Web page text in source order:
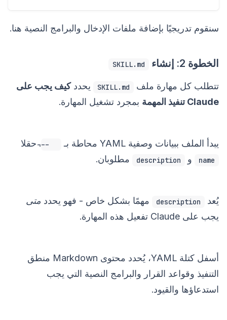
سنقوم تدريجيًا بإضافة ملفات الإدخال والبرامج النصية هنا.
الخطوة 2: إنشاء SKILL.md
تتطلب كل مهارة ملف SKILL.md يحددكيف يجب على
Claude تنفيذ المهمة
بمجرد تشغيل المهارة.
يبدأ الملف ببيانات وصفية YAML محاطة بـ --- . حقلا
name و description مطلوبان.
يُعد description مهمًا بشكل خاص - فهو يحدد متى
يجب على Claude تفعيل هذه المهارة.
أسفل كتلة YAML، يُحدد محتوى Markdown منطق
التنفيذ وقواعد القرار والبرامج النصية التي يجب
استدعاؤها والقيود.